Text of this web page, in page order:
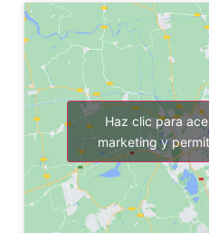
Haz clic para
marketing y